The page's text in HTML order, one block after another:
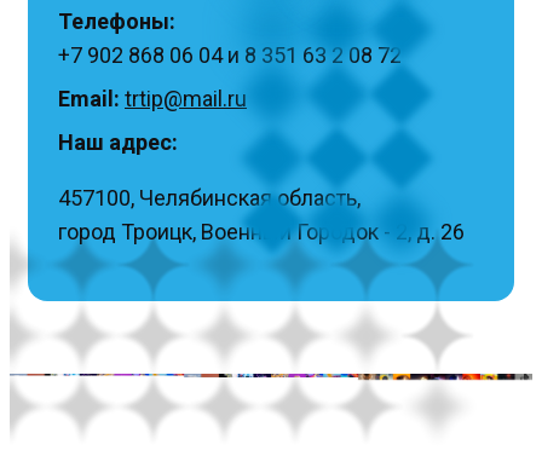
Телефоны:
+7 902 868 06 04 и 8 351 63 2 08 72
Email: trtip@mail.ru
Наш адрес:
457100, Челябинская область,
город Троицк, Военный Городок - 2, д. 26